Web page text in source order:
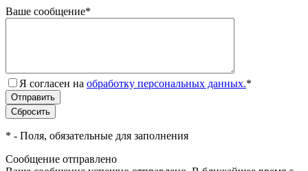
Ваше сообщение*
Я согласен на обработку персональных данных.*
* - Поля, обязательные для заполнения
Сообщение отправлено